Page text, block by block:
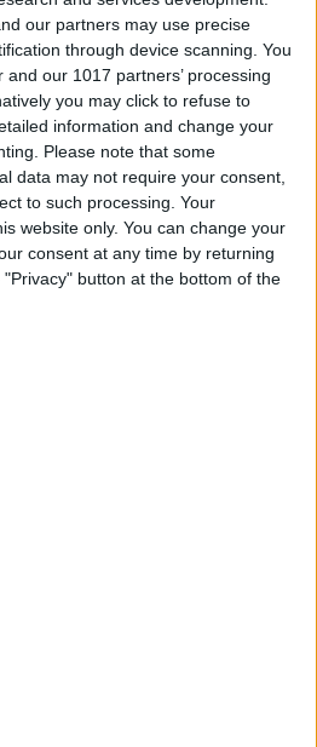
our partners may use precise
through device scanning. You
our 1017 partners’ processing
you may click to refuse to
information and change your
Please note that some
data may not require your consent,
to such processing. Your
website only. You can change your
consent at any time by returning
button at the bottom of the